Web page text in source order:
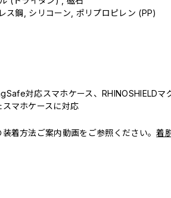
ス鋼, シリコーン, ポリプロピレン (PP)
対応スマホケース、RHINOSHIELDマ
マホケースに対応
着方法ご案内動画をご参照ください。着